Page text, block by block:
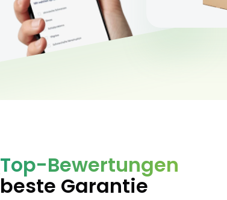
Top-Bewertungen
beste Garantie